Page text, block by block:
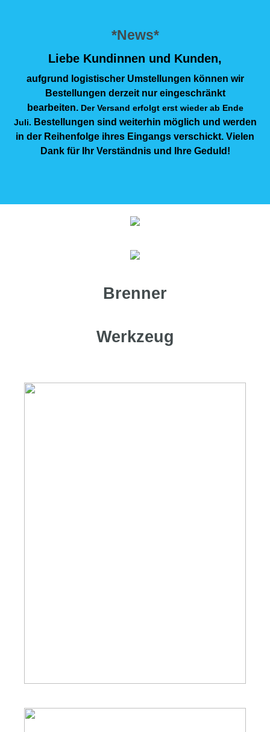
*News*
Liebe Kundinnen und Kunden,
aufgrund logistischer Umstellungen können wir
Bestellungen derzeit nur eingeschränkt
bearbeiten. Der Versand erfolgt erst wieder ab Ende
Juli. Bestellungen sind weiterhin möglich und werden
in der Reihenfolge ihres Eingangs verschickt. Vielen
Dank für Ihr Verständnis und Ihre Geduld!
Brenner
Werkzeug